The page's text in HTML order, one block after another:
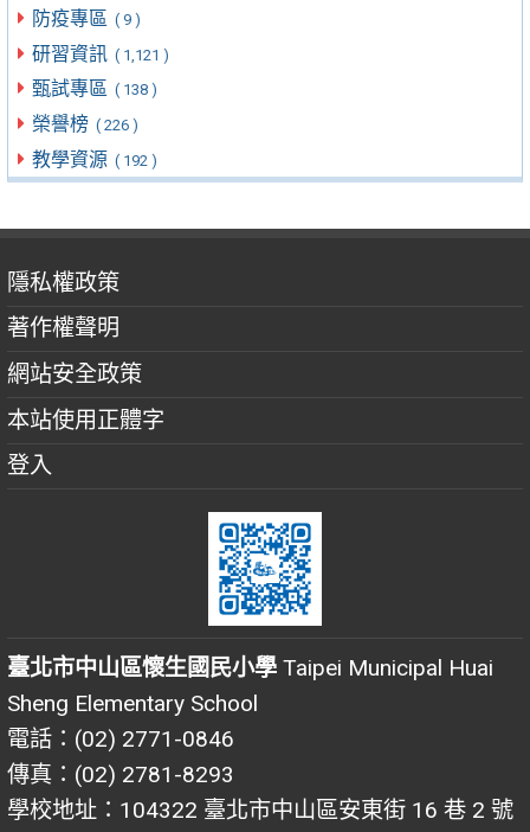
防疫專區 ( 9 )
研習資訊 ( 1,121 )
甄試專區 ( 138 )
榮譽榜 ( 226 )
教學資源 ( 192 )
隱私權政策
著作權聲明
網站安全政策
本站使用正體字
登入
臺北市中山區懷生國民小學 Taipei Municipal Huai
Sheng Elementary School
電話：(02) 2771-0846
傳真：(02) 2781-8293
學校地址：104322 臺北市中山區安東街 16 巷 2 號